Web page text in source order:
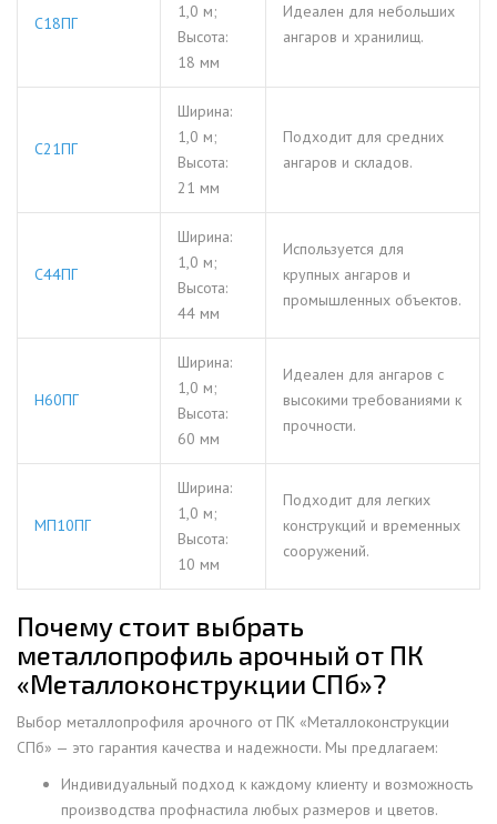
С18ПГ
1,0 м;
Высота:
18 мм
Идеален для небольших
ангаров и хранилищ.
С21ПГ
Ширина:
1,0 м;
Высота:
21 мм
Подходит для средних
ангаров и складов.
С44ПГ
Ширина:
1,0 м;
Высота:
44 мм
Используется для
крупных ангаров и
промышленных объектов.
Н60ПГ
Ширина:
1,0 м;
Высота:
60 мм
Идеален для ангаров с
высокими требованиями к
прочности.
МП10ПГ
Ширина:
1,0 м;
Высота:
10 мм
Подходит для легких
конструкций и временных
сооружений.
Почему стоит выбрать
металлопрофиль арочный от ПК
«Металлоконструкции СПб»?
Выбор металлопрофиля арочного от ПК «Металлоконструкции
СПб» — это гарантия качества и надежности. Мы предлагаем:
Индивидуальный подход к каждому клиенту и возможность
производства профнастила любых размеров и цветов.